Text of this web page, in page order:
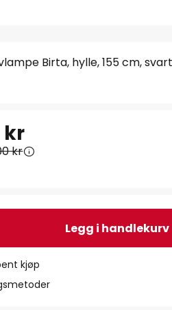
Birta, hylle, 155 cm,
kr
kr
Legg i handlekurv
kjøp